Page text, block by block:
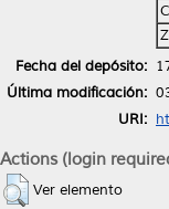
Fecha del depósito:
Última modificación:
URI:
Actions (login
Ver elemento